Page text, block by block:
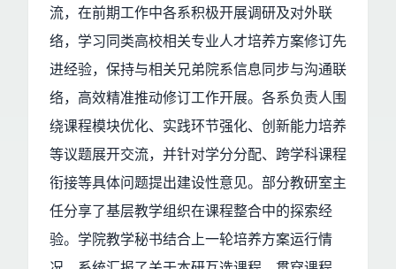
流，在前期工作中各系积极开展调研及对外联
络，学习同类高校相关专业人才培养方案修订先
进经验，保持与相关兄弟院系信息同步与沟通联
络，高效精准推动修订工作开展。各系负责人围
绕课程模块优化、实践环节强化、创新能力培养
等议题展开交流，并针对学分分配、跨学科课程
衔接等具体问题提出建设性意见。部分教研室主
任分享了基层教学组织在课程整合中的探索经
验。学院教学秘书结合上一轮培养方案运行情